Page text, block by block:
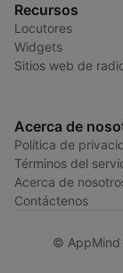
Recursos
Locutores
Widgets
Sitios web de
Acerca de
Política de
Términos del
Acerca de
Contáctenos
© AppMind